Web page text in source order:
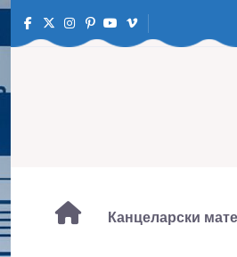
Канцеларски